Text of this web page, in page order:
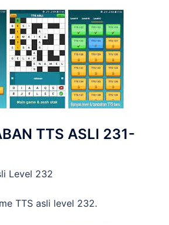
TTS ASLI 231-
Level 232
TTS asli level 232.